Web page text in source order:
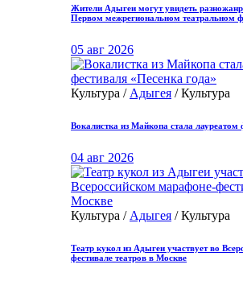
Жители Адыгеи могут увидеть
Первом межрегиональном
05 авг 2026
Культура / Адыгея / Культура
Вокалистка из Майкопа стала лауреатом
04 авг 2026
Культура / Адыгея / Культура
Театр кукол из Адыгеи участвует во
фестивале театров в Москве